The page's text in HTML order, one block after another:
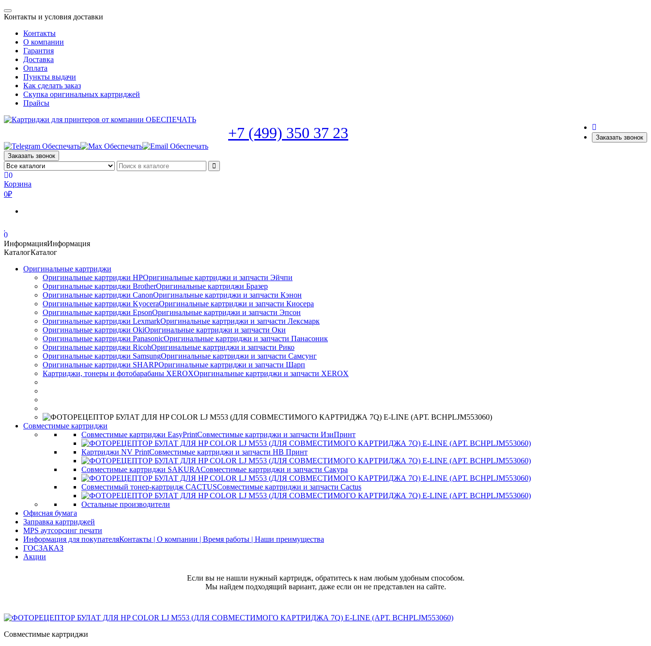
Skip
to
content
Toggle
navigation
Контакты и условия доставки
Контакты
О компании
Гарантия
Доставка
Оплата
Пункты выдачи
Как сделать заказ
Скупка оригинальных картриджей
Прайсы
Заказать звонок
+7 (499) 350 37 23
Заказать звонок
0
Корзина
0₽
0
ИнформацияИнформация
КаталогКаталог
Оригинальные картриджи
Оригинальные картриджи HPОригинальные картриджи и запчасти Эйчпи
Оригинальные картриджи BrotherОригинальные картриджи Бразер
Оригинальные картриджи CanonОригинальные картриджи и запчасти Кэнон
Оригинальные картриджи KyoceraОригинальные картриджи и запчасти Киосера
Оригинальные картриджи EpsonОригинальные картриджи и запчасти Эпсон
Оригинальные картриджи LexmarkОригинальные картриджи и запчасти Лексмарк
Оригинальные картриджи ОkiОригинальные картриджи и запчасти Оки
Оригинальные картриджи PanasonicОригинальные картриджи и запчасти Панасоник
Оригинальные картриджи RicohОригинальные картриджи и запчасти Рико
Оригинальные картриджи SamsungОригинальные картриджи и запчасти Самсунг
Оригинальные картриджи SHARPОригинальные картриджи и запчасти Шарп
Картриджи, тонеры и фотобарабаны XEROXОригинальные картриджи и запчасти XEROX
Совместимые картриджи
Совместимые картриджи EasyPrintСовместимые картриджи и запчасти ИзиПринт
Картриджи NV PrintСовместимые картриджи и запчасти НВ Принт
Совместимые картриджи SAKURAСовместимые картриджи и запчасти Сакура
Совместимый тонер-картридж CACTUSСовместимые картриджи и запчасти Cactus
Остальные производители
Офисная бумага
Заправка картриджей
MPS аутсорсинг печати
Информация для покупателяКонтакты | О компании | Время работы | Наши преимущества
ГОСЗАКАЗ
Акции
Если вы не нашли нужный картридж, обратитесь к нам любым удобным способом.
Мы найдем подходящий вариант, даже если он не представлен на сайте.
Совместимые картриджи